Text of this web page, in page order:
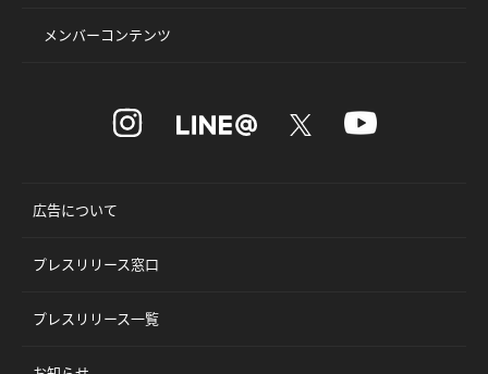
メンバーコンテンツ
広告について
プレスリリース窓口
プレスリリース一覧